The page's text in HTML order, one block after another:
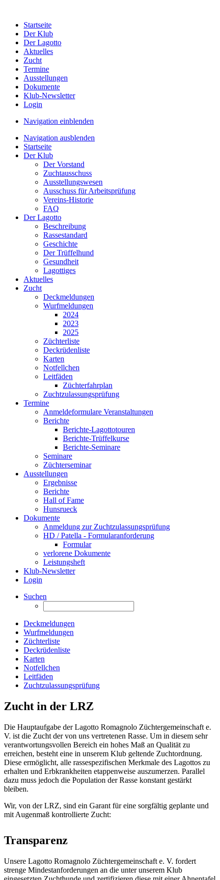
Startseite
Der Klub
Der Lagotto
Aktuelles
Zucht
Termine
Ausstellungen
Dokumente
Klub-Newsletter
Login
Navigation einblenden
Navigation ausblenden
Startseite
Der Klub
Der Vorstand
Zuchtausschuss
Ausstellungswesen
Ausschuss für Arbeitsprüfung
Vereins-Historie
FAQ
Der Lagotto
Beschreibung
Rassestandard
Geschichte
Der Trüffelhund
Gesundheit
Lagottiges
Aktuelles
Zucht
Deckmeldungen
Wurfmeldungen
2024
2023
2025
Züchterliste
Deckrüdenliste
Karten
Notfellchen
Leitfäden
Züchterfahrplan
Zuchtzulassungsprüfung
Termine
Anmeldeformulare Veranstaltungen
Berichte
Berichte-Lagottotouren
Berichte-Trüffelkurse
Berichte-Seminare
Seminare
Züchterseminar
Ausstellungen
Ergebnisse
Berichte
Hall of Fame
Hunsrueck
Dokumente
Anmeldung zur Zuchtzulassungsprüfung
HD / Patella - Formularanforderung
Formular
verlorene Dokumente
Leistungsheft
Klub-Newsletter
Login
Suchen
Deckmeldungen
Wurfmeldungen
Züchterliste
Deckrüdenliste
Karten
Notfellchen
Leitfäden
Zuchtzulassungsprüfung
Zucht in der LRZ
Die Hauptaufgabe der Lagotto Romagnolo Züchtergemeinschaft e.
V. ist die Zucht der von uns vertretenen Rasse. Um in diesem sehr
verantwortungsvollen Bereich ein hohes Maß an Qualität zu
erreichen, besteht eine in unserem Klub geltende Zuchtordnung.
Diese ermöglicht, alle rassespezifischen Merkmale des Lagottos zu
erhalten und Erbkrankheiten etappenweise auszumerzen. Parallel
dazu muss jedoch die Population der Rasse konstant gestärkt
bleiben.
Wir, von der LRZ, sind ein Garant für eine sorgfältig geplante und
mit Augenmaß kontrollierte Zucht:
Transparenz
Unsere Lagotto Romagnolo Züchtergemeinschaft e. V. fordert
strenge Mindestanforderungen an die unter unserem Klub